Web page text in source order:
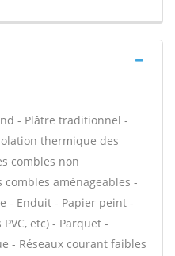
- Plâtre traditionnel -
thermique des
combles non
aménageables -
- Enduit - Papier peint -
etc) - Parquet -
- Réseaux courant faibles